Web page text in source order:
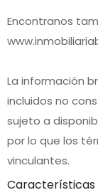
Encontranos
La información
incluidos no
sujeto a
por lo que los
vinculantes.
Características